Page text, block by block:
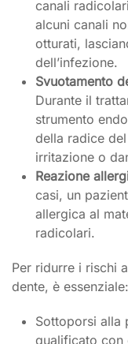
canali
alcuni canali
otturati,
dell’infezione.
Svuotamento
Durante il
strumento
della radice
irritazione o
Reazione
casi, un
allergica al
radicolari.
Per ridurre i rischi
dente, è essenziale:
Sottoporsi alla
qualificato con